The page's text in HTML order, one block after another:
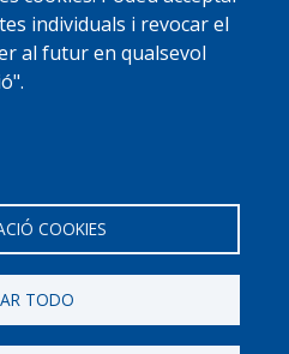
individuals i revocar el
al futur en qualsevol
COOKIES
TODO
Avis legal
Protecció de dades
perPerception